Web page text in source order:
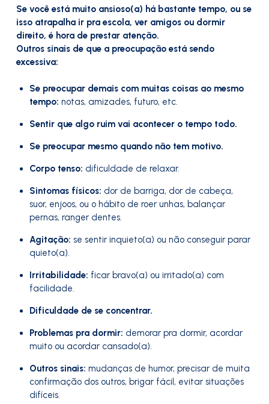
Se você está muito ansioso(a) há bastante tempo, ou se
isso atrapalha ir pra escola, ver amigos ou dormir
direito, é hora de prestar atenção.
Outros sinais de que a preocupação está sendo
excessiva:
Se preocupar demais com muitas coisas ao mesmo
tempo: notas, amizades, futuro, etc.
Sentir que algo ruim vai acontecer o tempo todo.
Se preocupar mesmo quando não tem motivo.
Corpo tenso: dificuldade de relaxar.
Sintomas físicos: dor de barriga, dor de cabeça,
suor, enjoos, ou o hábito de roer unhas, balançar
pernas, ranger dentes.
Agitação: se sentir inquieto(a) ou não conseguir parar
quieto(a).
Irritabilidade: ficar bravo(a) ou irritado(a) com
facilidade.
Dificuldade de se concentrar.
Problemas pra dormir: demorar pra dormir, acordar
muito ou acordar cansado(a).
Outros sinais: mudanças de humor, precisar de muita
confirmação dos outros, brigar fácil, evitar situações
difíceis.